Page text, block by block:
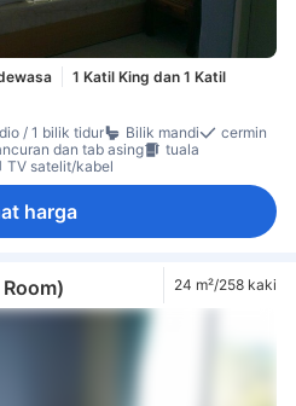
1 Katil King dan 1 Katil
/ 1 bilik tidur Bilik mandi
cermin
dan tab asing
tuala
TV satelit/kabel
harga
24 m²/258 kaki